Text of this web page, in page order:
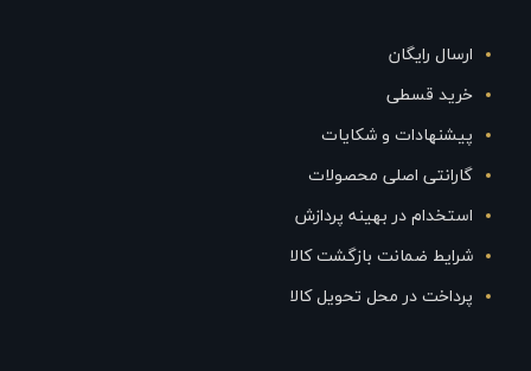
ارسال رایگان
خرید قسطی
پیشنهادات و شکایات
گارانتی اصلی محصولات
استخدام در بهینه پردازش
شرایط ضمانت بازگشت کالا
پرداخت در محل تحویل کالا